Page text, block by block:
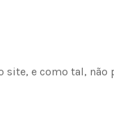
site, e como tal, não